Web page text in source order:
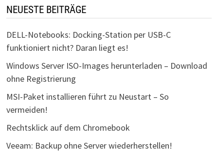
NEUESTE BEITRÄGE
DELL-Notebooks: Docking-Station per USB-C
funktioniert nicht? Daran liegt es!
Windows Server ISO-Images herunterladen – Download
ohne Registrierung
MSI-Paket installieren führt zu Neustart – So
vermeiden!
Rechtsklick auf dem Chromebook
Veeam: Backup ohne Server wiederherstellen!